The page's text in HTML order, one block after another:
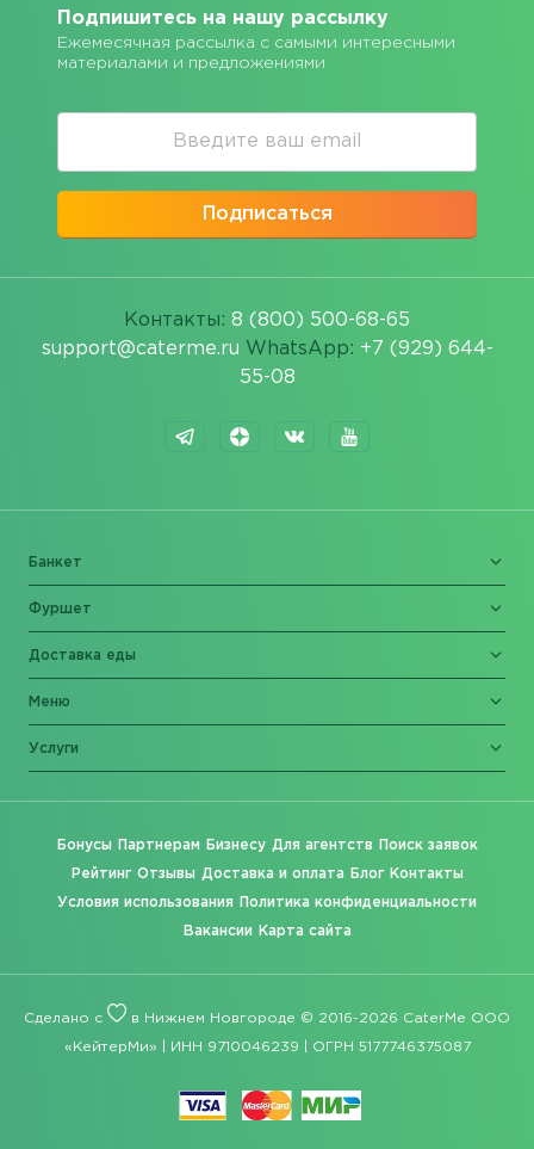
Подпишитесь на нашу рассылку
Ежемесячная рассылка с самыми интересными
материалами и предложениями
Подписаться
Контакты: 8 (800) 500-68-65
support@caterme.ru WhatsApp: +7 (929) 644-
55-08
Банкет
Фуршет
Доставка еды
Меню
Услуги
Бонусы Партнерам Бизнесу Для агентств Поиск заявок
Рейтинг Отзывы Доставка и оплата Блог Контакты
Условия использования Политика конфиденциальности
Вакансии Карта сайта
Сделано с в Нижнем Новгороде © 2016-2026 CaterMe ООО
«КейтерМи» | ИНН 9710046239 | ОГРН 5177746375087